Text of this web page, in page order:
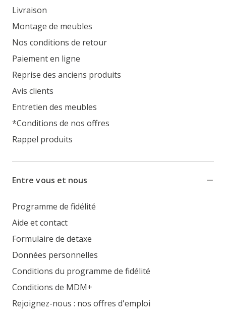
Livraison
Montage de meubles
Nos conditions de retour
Paiement en ligne
Reprise des anciens produits
Avis clients
Entretien des meubles
*Conditions de nos offres
Rappel produits
Entre vous et nous
Programme de fidélité
Aide et contact
Formulaire de detaxe
Données personnelles
Conditions du programme de fidélité
Conditions de MDM+
Rejoignez-nous : nos offres d'emploi